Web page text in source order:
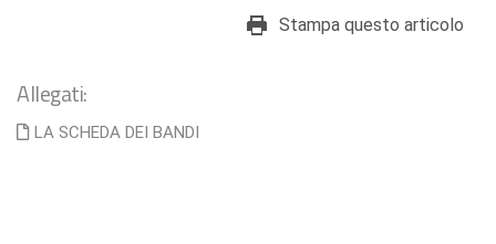
Stampa questo articolo
Allegati:
LA SCHEDA DEI BANDI